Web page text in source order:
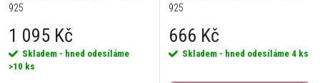
925
1 095 Kč
Skladem - hned odesíláme
>10 ks
925
666 Kč
Skladem - hned odesíláme 4 ks